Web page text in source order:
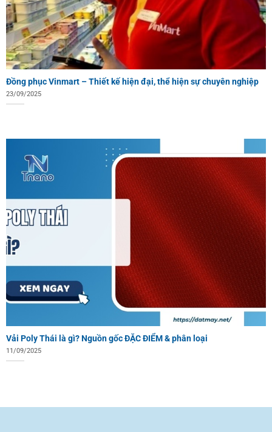
Đồng phục Vinmart – Thiết kế hiện đại, thể hiện sự chuyên nghiệp
23/09/2025
Vải Poly Thái là gì? Nguồn gốc ĐẶC ĐIỂM & phân loại
11/09/2025